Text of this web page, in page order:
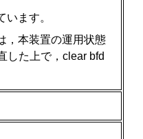
ます。
，本装置の運用状態
した上で，clear bfd